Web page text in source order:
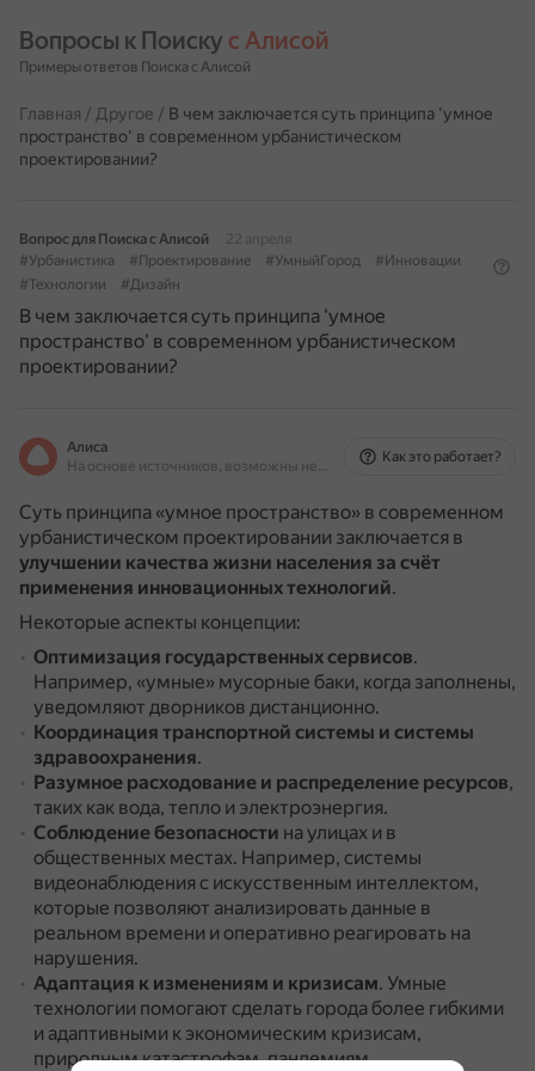
Вопросы к Поиску с Алисой
Примеры ответов Поиска с Алисой
Главная / Другое / В чем заключается суть принципа 'умное
пространство' в современном урбанистическом
проектировании?
Вопрос для Поиска с Алисой
22 апреля
#Урбанистика
#Проектирование #УмныйГород
#Инновации
#Технологии
#Дизайн
В чем заключается суть принципа 'умное
пространство' в современном урбанистическом
проектировании?
Алиса
На основе источников, возможны неточности
Как это работает?
Суть принципа «умное пространство» в современном
урбанистическом проектировании заключается в
улучшении качества жизни населения за счёт
применения инновационных технологий.
Некоторые аспекты концепции:
Оптимизация государственных сервисов.
Например, «умные» мусорные баки, когда заполнены,
уведомляют дворников дистанционно.
Координация транспортной системы и системы
здравоохранения.
Разумное расходование и распределение ресурсов,
таких как вода, тепло и электроэнергия.
Соблюдение безопасности на улицах и в
общественных местах. Например, системы
видеонаблюдения с искусственным интеллектом,
которые позволяют анализировать данные в
реальном времени и оперативно реагировать на
нарушения.
Адаптация к изменениям и кризисам. Умные
технологии помогают сделать города более гибкими
и адаптивными к экономическим кризисам,
природным катастрофам, пандемиям.